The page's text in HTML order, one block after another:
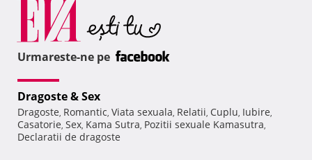
Urmareste-ne pe
Dragoste & Sex
Dragoste, Romantic, Viata sexuala, Relatii, Cuplu, Iubire,
Casatorie, Sex, Kama Sutra, Pozitii sexuale Kamasutra,
Declaratii de dragoste